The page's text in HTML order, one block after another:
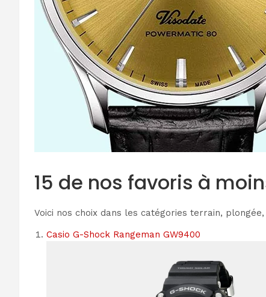
15 de nos favoris à
Voici nos choix dans les catégories terrain,
Casio G-Shock Rangeman GW9400